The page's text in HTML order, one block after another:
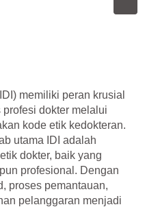
memiliki peran krusial
dokter melalui
kode etik kedokteran.
utama IDI adalah
dokter, baik yang
profesional. Dengan
, proses pemantauan,
pelanggaran menjadi